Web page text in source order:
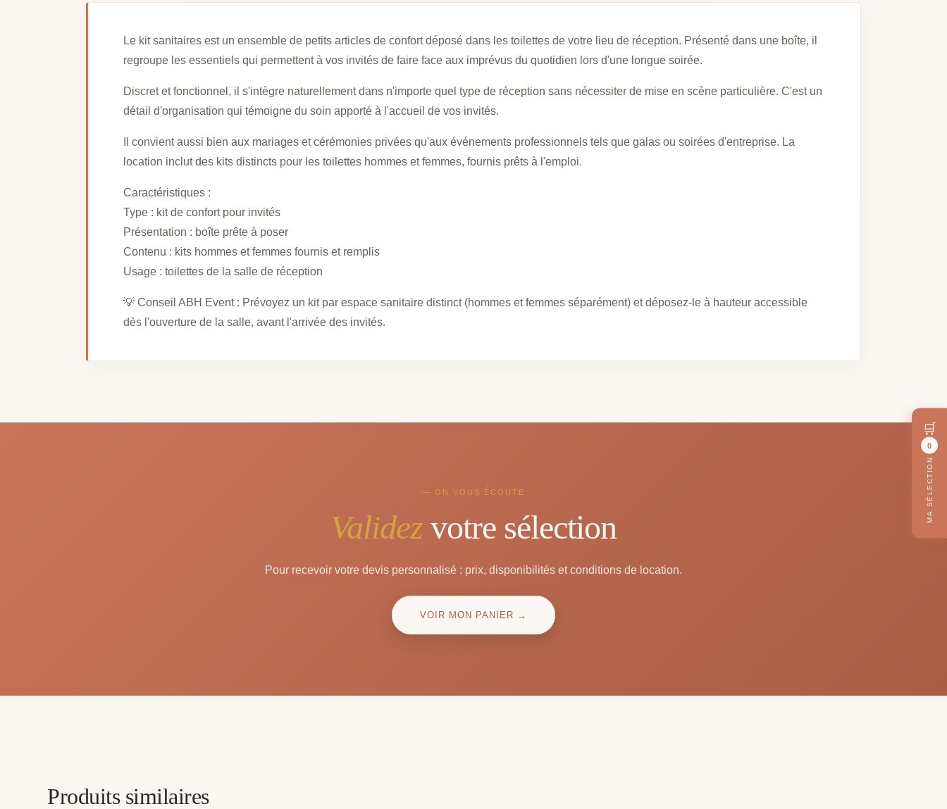
Le kit sanitaires est un ensemble de petits articles de confort déposé dans les toilettes de votre lieu de réception. Présenté dans une boîte, il
regroupe les essentiels qui permettent à vos invités de faire face aux imprévus du quotidien lors d'une longue soirée.
Discret et fonctionnel, il s'intègre naturellement dans n'importe quel type de réception sans nécessiter de mise en scène particulière. C'est un
détail d'organisation qui témoigne du soin apporté à l'accueil de vos invités.
Il convient aussi bien aux mariages et cérémonies privées qu'aux événements professionnels tels que galas ou soirées d'entreprise. La
location inclut des kits distincts pour les toilettes hommes et femmes, fournis prêts à l'emploi.
Caractéristiques :
Type : kit de confort pour invités
Présentation : boîte prête à poser
Contenu : kits hommes et femmes fournis et remplis
Usage : toilettes de la salle de réception
💡 Conseil ABH Event : Prévoyez un kit par espace sanitaire distinct (hommes et femmes séparément) et déposez-le à hauteur accessible
dès l'ouverture de la salle, avant l'arrivée des invités.
— ON VOUS ÉCOUTE
Validez votre sélection
Pour recevoir votre devis personnalisé : prix, disponibilités et conditions de location.
VOIR MON PANIER →
Produits similaires
🛒
0
MA SÉLECTION